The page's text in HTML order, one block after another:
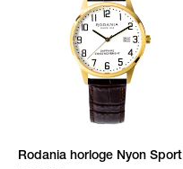
Rodania horloge Nyon Sport